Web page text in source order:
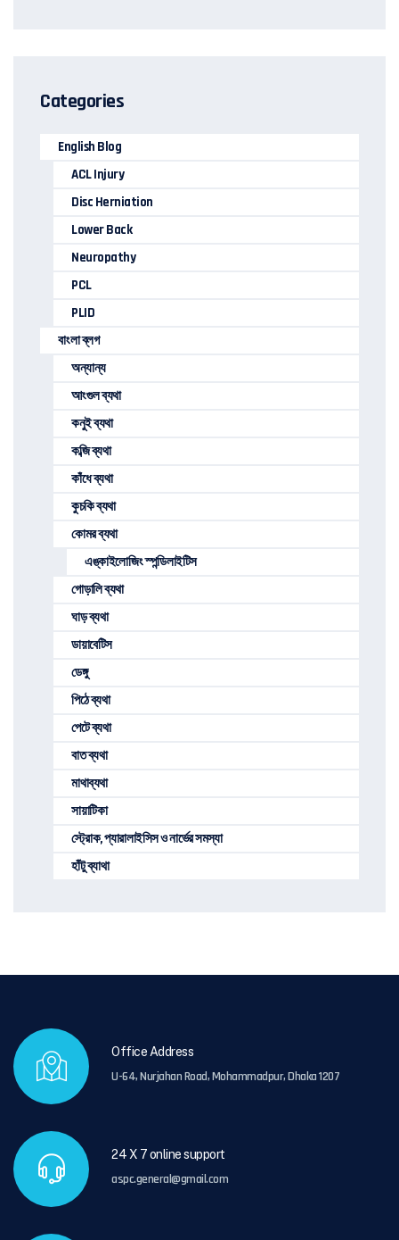
Categories
English Blog
ACL Injury
Disc Herniation
Lower Back
Neuropathy
PCL
PLID
বাংলা ব্লগ
অন্যান্য
আংগুল ব্যথা
কনুই ব্যথা
কব্জি ব্যথা
কাঁধে ব্যথা
কুচকি ব্যথা
কোমর ব্যথা
এঙ্কাইলোজিং স্পন্ডিলাইটিস
গোড়ালি ব্যথা
ঘাড় ব্যথা
ডায়াবেটিস
ডেঙ্গু
পিঠে ব্যথা
পেটে ব্যথা
বাত ব্যথা
মাথাব্যথা
সায়াটিকা
স্ট্রোক, প্যারালাইসিস ও নার্ভের সমস্যা
হাঁটু ব্যাথা
Office Address
U-64, Nurjahan Road, Mohammadpur, Dhaka 1207
24 X 7 online support
aspc.general@gmail.com